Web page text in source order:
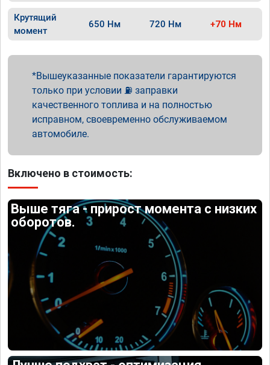
Крутящий
момент
650 Нм 720 Нм +70 Нм
Вышеуказанные показатели гарантируются
только при условии ⛽ заправки
качественного топлива и на полностью
исправном, своевременно обслуживаемом
автомобиле.
Включено в стоимость:
Выше тяга - прирост момента с низких
оборотов.